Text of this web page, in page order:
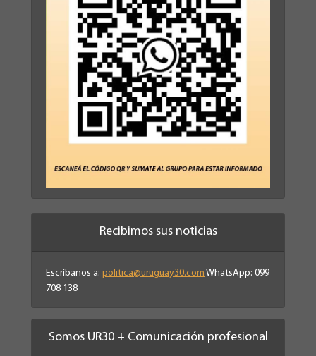
Recibimos sus noticias
Escríbanos a: politica@uruguay30.com WhatsApp: 099
708 138
Somos UR30 + Comunicación profesional